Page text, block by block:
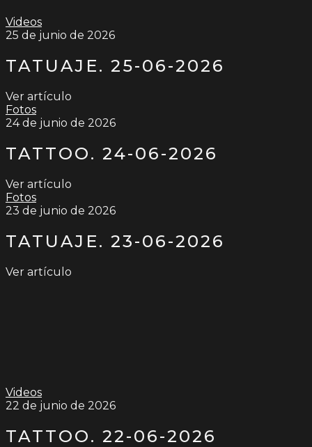
Videos
25 de junio de 2026
TATUAJE. 25-06-2026
Ver artículo
Fotos
24 de junio de 2026
TATTOO. 24-06-2026
Ver artículo
Fotos
23 de junio de 2026
TATUAJE. 23-06-2026
Ver artículo
Videos
22 de junio de 2026
TATTOO. 22-06-2026